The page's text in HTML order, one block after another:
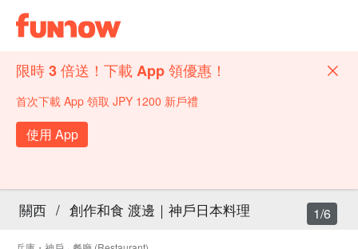
限時 3 倍送！下載 App 領優惠！
首次下載 App 領取 JPY 1200 新戶禮
使用 App
關西 / 創作和食 渡邊｜神戶日本料理 1/6